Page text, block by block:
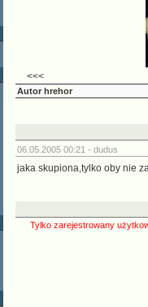
<<<
Autor hrehor
06.05.2005 00:21 - dudus
jaka skupiona,tylko oby nie
Tylko zarejestrowany